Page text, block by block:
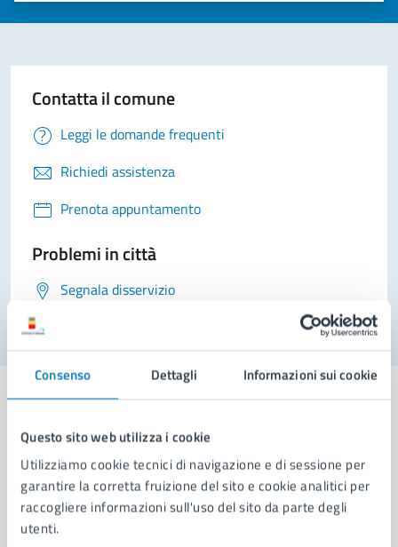
Consenso Dettagli Informazioni sui cookie
Questo sito web utilizza i cookie
Utilizziamo cookie tecnici di navigazione e di sessione per
garantire la corretta fruizione del sito e cookie analitici per
raccogliere informazioni sull'uso del sito da parte degli
utenti.
Contatta il comune
Leggi le domande frequenti
Richiedi assistenza
Prenota appuntamento
Problemi in città
Segnala disservizio
Comune di Napoli
AMMINISTRAZIONE